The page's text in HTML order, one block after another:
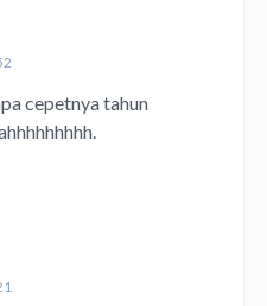
cepetnya tahun